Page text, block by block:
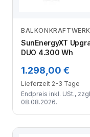
SunEnergyXT
DUO 4.300 Wh
1.298,00 €
Lieferzeit 2-3 Tage
Endpreis inkl. USt.,
08.08.2026.